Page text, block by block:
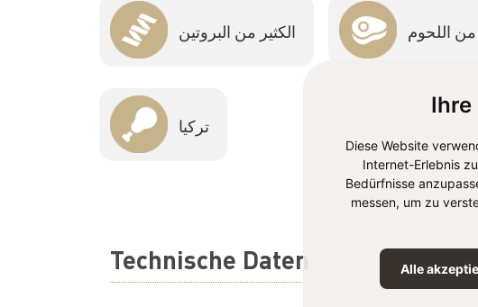
Diese Website
Internet-Erlebnis
Bedürfnisse
messen, um zu
Alle
الكثير من البروتين من اللحوم
تركيا
Technische Daten